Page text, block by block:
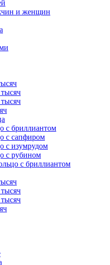
и женщин
с бриллиантом
с сапфиром
с изумрудом
с рубином
с бриллиантом